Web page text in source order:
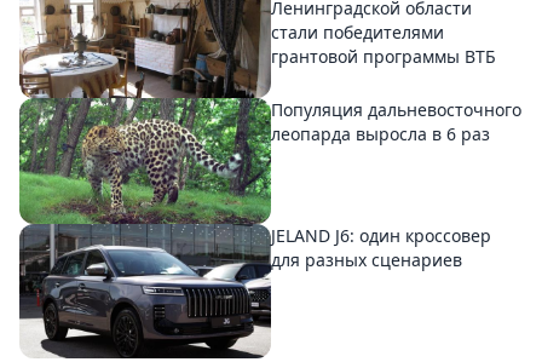
Ленинградской области
стали победителями
грантовой программы ВТБ
Популяция дальневосточного
леопарда выросла в 6 раз
JELAND J6: один кроссовер
для разных сценариев